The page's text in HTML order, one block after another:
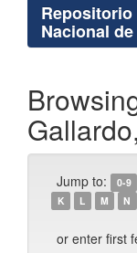
Nacional
Jump to: 0-9
K
L M N
or enter first